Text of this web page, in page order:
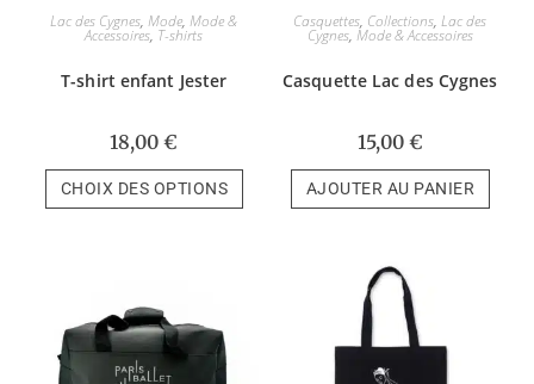
Lac des Cygnes,Mode,Mode &
Accessoires, T-shirts
T-shirt enfant Jester
18,00€
CHOIX DES OPTIONS
Casquettes, Collections,Lac des
Cygnes, Mode & Accessoires
Casquette Lac des Cygnes
15,00 €
AJOUTER AU PANIER